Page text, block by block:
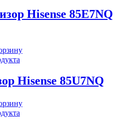
Hisense 85E7NQ
Hisense 85U7NQ